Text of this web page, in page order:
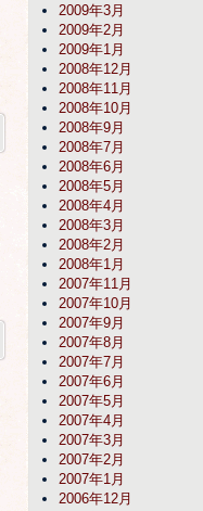
2009年3月
2009年2月
2009年1月
2008年12月
2008年11月
2008年10月
2008年9月
2008年7月
2008年6月
2008年5月
2008年4月
2008年3月
2008年2月
2008年1月
2007年11月
2007年10月
2007年9月
2007年8月
2007年7月
2007年6月
2007年5月
2007年4月
2007年3月
2007年2月
2007年1月
2006年12月